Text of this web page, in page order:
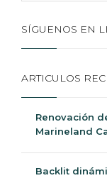
SÍGUENOS EN
ARTICULOS
Renovación
Marineland
Backlit